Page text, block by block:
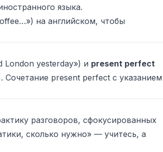
языка.
на английском, чтобы
London yesterday») и present perfect
Сочетание present perfect с указанием
разговоров, сфокусированных
сколько нужно» — учитесь, а